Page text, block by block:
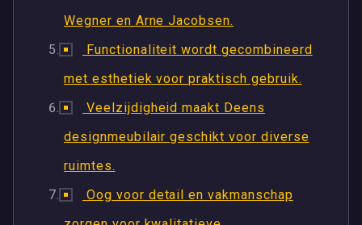
Wegner en Arne Jacobsen.
Functionaliteit wordt gecombineerd
met esthetiek voor praktisch gebruik.
Veelzijdigheid maakt Deens
designmeubilair geschikt voor diverse
ruimtes.
Oog voor detail en vakmanschap